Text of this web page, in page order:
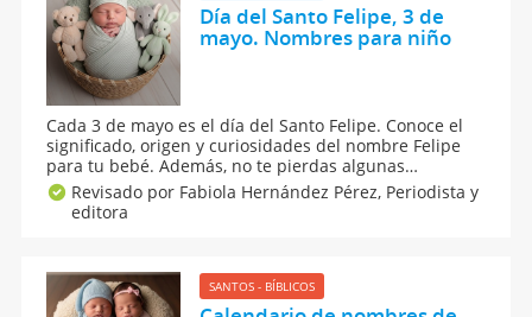
Día del Santo Felipe, 3 de
mayo. Nombres para niño
Cada 3 de mayo es el día del Santo Felipe. Conoce el
significado, origen y curiosidades del nombre Felipe
para tu bebé. Además, no te pierdas algunas
sugerencias de nombres compuestos y de otros
apodos con letra inicial F si es que buscas más
Revisado por Fabiola Hernández Pérez, Periodista y
editora
SANTOS - BÍBLICOS